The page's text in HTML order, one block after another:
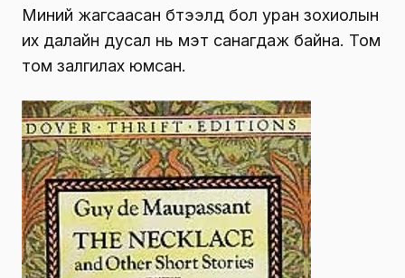
Миний жагсаасан бүтээлүүд бол уран зохиолын
их далайн дусал нь мэт санагдаж байна. Том
том залгилах юмсан.